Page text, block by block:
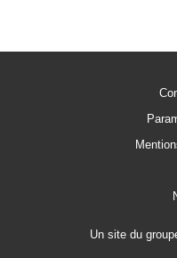
Un site du